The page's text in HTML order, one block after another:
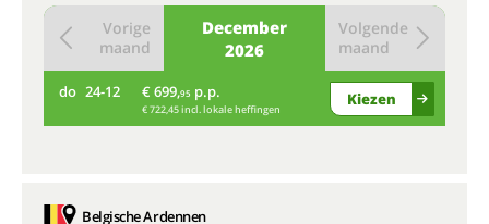
December
2026
Vorige
maand
Volgende
maand
do 24-12 € 699,95 p.p.
€ 722,45 incl. lokale heffingen
Kiezen
Belgische Ardennen